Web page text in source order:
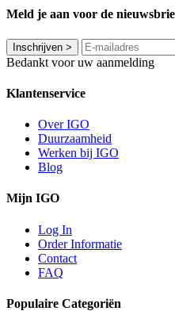
Meld je aan voor de
Inschrijven >
Bedankt voor uw aanmelding
Klantenservice
Over IGO
Duurzaamheid
Werken bij IGO
Blog
Mijn IGO
Log In
Order Informatie
Contact
FAQ
Populaire Categoriën